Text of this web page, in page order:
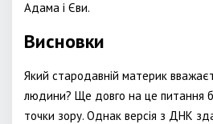
Адама і Єви.
Висновки
Який стародавній материк
людини? Ще довго на це питання
точки зору. Однак версія з ДНК